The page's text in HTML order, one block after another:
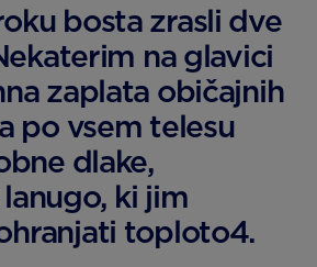
bosta zrasli dve
na glavici
zaplata običajnih
po vsem telesu
dlake,
ki jim
toploto4.